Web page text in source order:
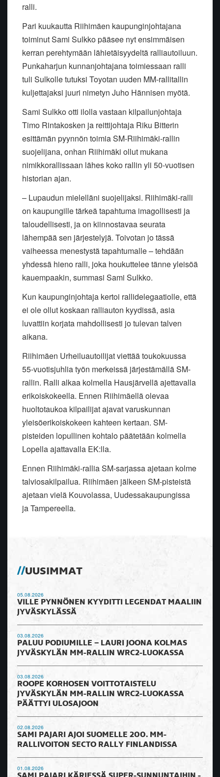
ralli.
Pari kuukautta Riihimäen kaupunginjohtajana
toiminut Sami Sulkko pääsee nyt ensimmäisen
kerran perehtymään lähietäisyydeltä ralliautoiluun.
Punkaharjun kunnanjohtajana toimiessaan ralli
tuli Sulkolle tutuksi Toyotan uuden MM-rallitallin
kuljettajaksi juuri nimetyn Juho Hännisen myötä.
Sami Sulkko otti ilolla vastaan kilpailunjohtaja
Timo Rintakosken ja reittijohtaja Riku Bitterin
esittämän pyynnön toimia SM-Riihimäki-rallin
suojelijana, onhan Riihimäki ollut mukana
nimikkorallissaan lähes koko rallin yli 50-vuotisen
historian ajan.
– Lupaudun mielelläni suojelijaksi. Riihimäki-ralli
on kaupungille tärkeä tapahtuma imagollisesti ja
taloudellisesti, ja on kiinnostavaa seurata
lähempää sen järjestelyjä. Toivotan jo tässä
vaiheessa menestystä tapahtumalle – tehdään
yhdessä hieno ralli, joka houkuttelee tänne yleisöä
kauempaakin, summasi Sami Sulkko.
Kun kaupunginjohtaja kertoi rallidelegaatiolle, että
ei ole ollut koskaan ralliauton kyydissä, asia
luvattiin korjata mahdollisesti jo tulevan talven
aikana.
Riihimäen Urheiluautoilijat viettää toukokuussa
55-vuotisjuhlia työn merkeissä järjestämällä SM-
rallin. Ralli alkaa kolmella Hausjärvellä ajettavalla
erikoiskokeella. Ennen Riihimäellä olevaa
huoltotaukoa kilpailijat ajavat varuskunnan
yleisöerikoiskokeen kahteen kertaan. SM-
pisteiden lopullinen kohtalo päätetään kolmella
Lopella ajattavalla EK:lla.
Ennen Riihimäki-rallia SM-sarjassa ajetaan kolme
talviosakilpailua. Riihimäen jälkeen SM-pisteistä
ajetaan vielä Kouvolassa, Uudessakaupungissa
ja Tampereella.
UUSIMMAT
05.08.2026
VILLE PYNNÖNEN KYYDITTI LEGENDAT MAALIIN
JYVÄSKYLÄSSÄ
03.08.2026
PALUU PODIUMILLE – LAURI JOONA KOLMAS
JYVÄSKYLÄN MM-RALLIN WRC2-LUOKASSA
03.08.2026
ROOPE KORHOSEN VOITTOTAISTELU
JYVÄSKYLÄN MM-RALLIN WRC2-LUOKASSA
PÄÄTTYI ULOSAJOON
02.08.2026
SAMI PAJARI AJOI SUOMELLE 200. MM-
RALLIVOITON SECTO RALLY FINLANDISSA
01.08.2026